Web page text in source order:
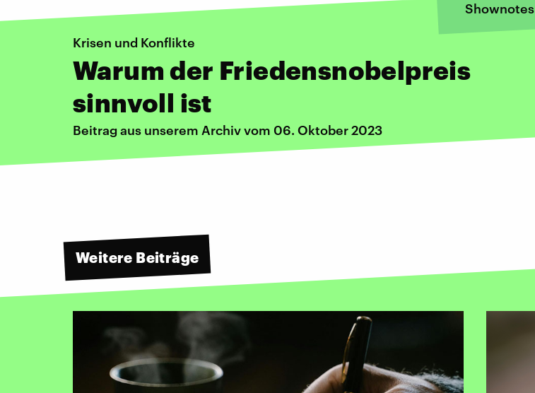
Shownotes
Krisen und Konflikte
Warum der Friedensnobelpreis
sinnvoll ist
Beitrag aus unserem Archiv vom 06. Oktober 2023
Weitere Beiträge